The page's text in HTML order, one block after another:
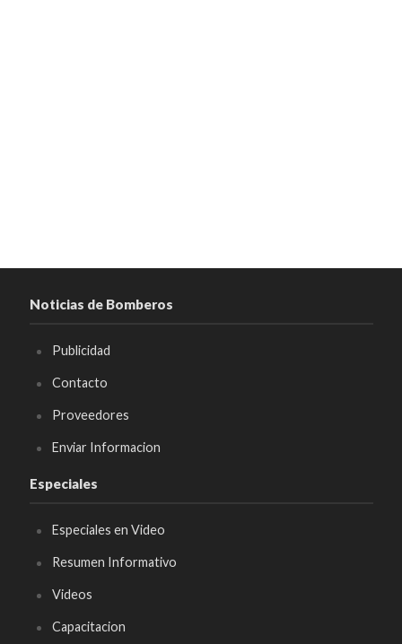
Noticias de Bomberos
Publicidad
Contacto
Proveedores
Enviar Informacion
Especiales
Especiales en Video
Resumen Informativo
Videos
Capacitacion